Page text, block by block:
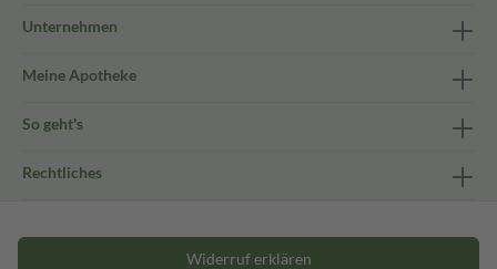
Unternehmen
Meine Apotheke
So geht's
Rechtliches
Widerruf erklären